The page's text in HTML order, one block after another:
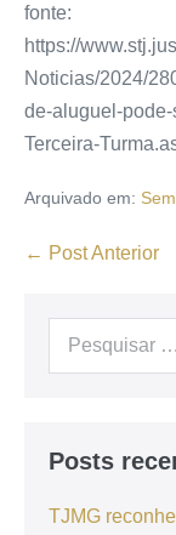
fonte:
https://
Noticias/2024/
de-aluguel-
Terceira-
Arquivado em:
← Post Anterior
Posts
TJMG